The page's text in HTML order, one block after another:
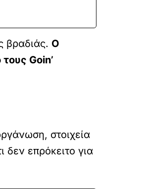
βραδιάς. Ο
Goin’
στοιχεία
επρόκειτο για